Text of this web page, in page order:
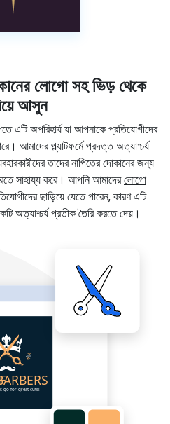
লোগো সহ ভিড় থেকে
আসুন
এটি অপরিহার্য যা আপনাকে প্রতিযোগীদের
আমাদের প্ল্যাটফর্মে প্রদত্ত অত্যাশ্চর্য
তাদের নাপিতের দোকানের জন্য
সাহায্য করে। আপনি আমাদেরলোগো
ছাড়িয়ে যেতে পারেন, কারণ এটি
অত্যাশ্চর্য প্রতীক তৈরি করতে দেয়।